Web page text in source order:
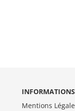
INFORMATIONS
Mentions